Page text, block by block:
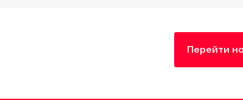
Перейти